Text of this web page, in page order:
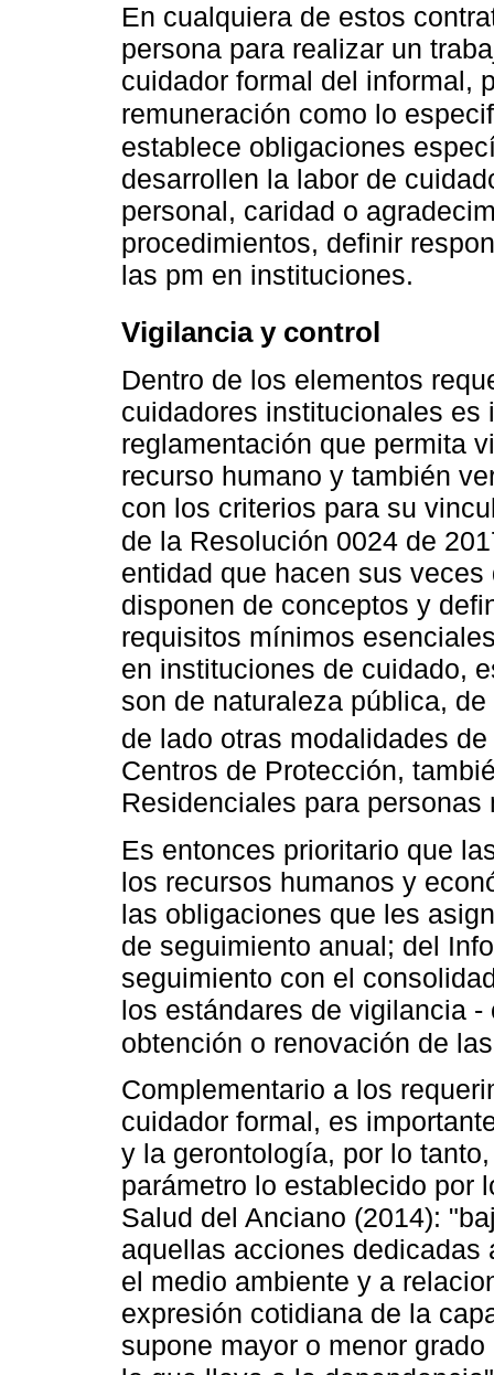
En cualquiera de estos
persona para realizar un
cuidador formal del informal,
remuneración como lo
establece obligaciones
desarrollen la labor de
personal, caridad o
procedimientos, definir
las pm en instituciones.
Vigilancia y control
Dentro de los elementos
cuidadores institucionales es
reglamentación que permita
recurso humano y también
con los criterios para su
de la Resolución 0024 de
entidad que hacen sus
disponen de conceptos y
requisitos mínimos
en instituciones de cuidado,
son de naturaleza pública,
de lado otras modalidades
Centros de Protección,
Residenciales para personas
Es entonces prioritario que
los recursos humanos y
las obligaciones que les
de seguimiento anual; del
seguimiento con el
los estándares de vigilancia
obtención o renovación de
Complementario a los
cuidador formal, es
y la gerontología, por lo
parámetro lo establecido por
Salud del Anciano (2014):
aquellas acciones dedicadas
el medio ambiente y a
expresión cotidiana de la
supone mayor o menor